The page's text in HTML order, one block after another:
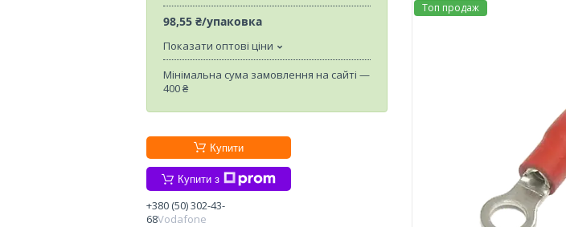
Топ продаж
98,55 ₴/упаковка
Показати оптові ціни
Мінімальна сума замовлення на сайті —
400 ₴
Купити
Купити з
+380 (50) 302-43-
68Vodafone